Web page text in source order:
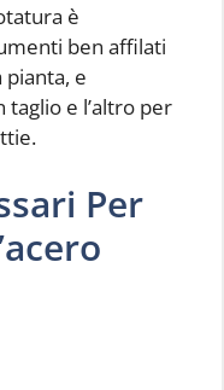
è
ben affilati
e
e l’altro per
Per